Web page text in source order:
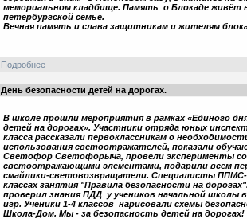
мемориальном кладбище. Память о Блокаде живёт
петербургской семье.
Вечная память и слава защитникам и жителям
Подробнее
День безопасности детей на дорогах.
В школе прошли мероприятия в рамках «Единого
детей на дорогах». Участники отряда юных
класса рассказали первоклассникам о
использования светоотражателей, показали
Светофор Светофорыча, провели эксперименты со
светоотражающими элементами, подарили всем
смайлики-световозвращатели. Специалисты
классах занятия "Правила безопасности на
проверил знания ПДД у учеников начальной школы
игр. Ученики 1-4 классов нарисовали схемы
Школа-Дом. Мы - за безопасность детей на дорогах!